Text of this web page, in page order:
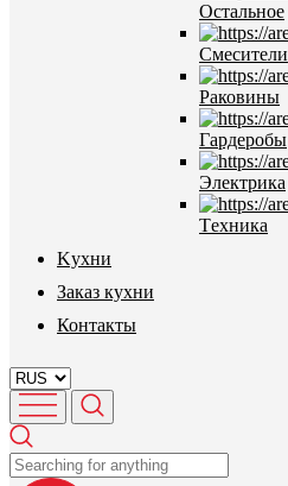
Oстальное
Смесители
Pаковины
Гардеробы
Электрика
Tехника
Kухни
Заказ кухни
Контакты